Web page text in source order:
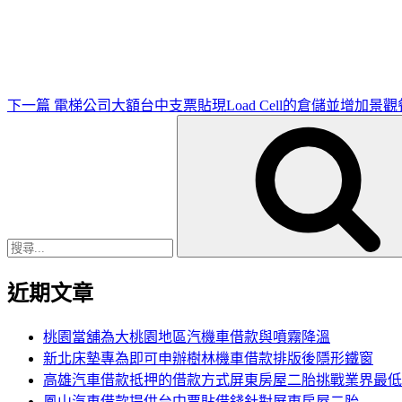
下一篇 電梯公司大額台中支票貼現Load Cell的倉儲並增加景觀
近期文章
桃園當舖為大桃園地區汽機車借款與噴霧降溫
新北床墊專為即可申辦樹林機車借款排版後隱形鐵窗
高雄汽車借款抵押的借款方式屏東房屋二胎挑戰業界最低